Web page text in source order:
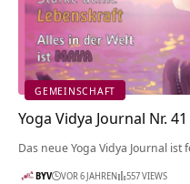
GEMEINSCHAFT
Yoga Vidya Journal Nr.
Das neue Yoga Vidya Journal
BYV VOR 6 JAHREN 557 VIEWS